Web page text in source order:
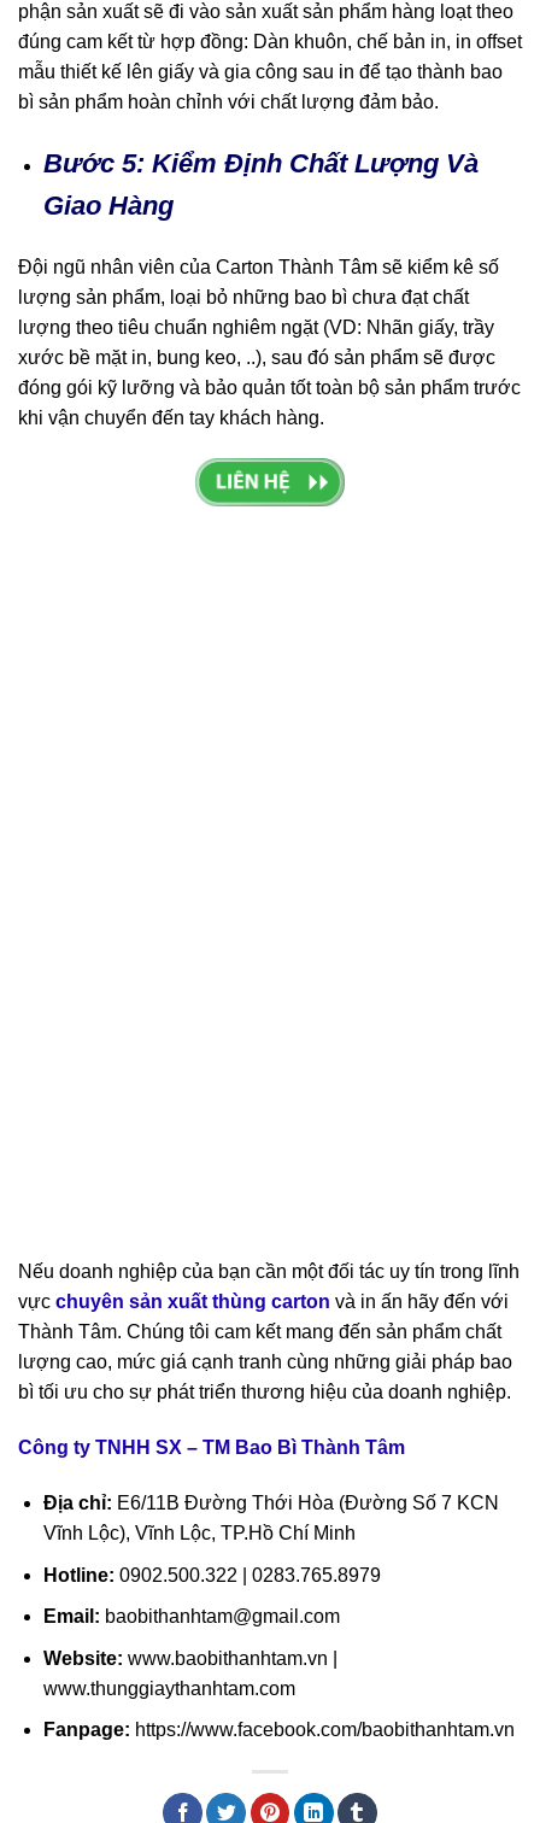
phận sản xuất sẽ đi vào sản xuất sản phẩm hàng loạt theo
đúng cam kết từ hợp đồng: Dàn khuôn, chế bản in, in offset
mẫu thiết kế lên giấy và gia công sau in để tạo thành bao
bì sản phẩm hoàn chỉnh với chất lượng đảm bảo.
Bước 5: Kiểm Định Chất Lượng Và
Giao Hàng
Đội ngũ nhân viên của Carton Thành Tâm sẽ kiểm kê số
lượng sản phẩm, loại bỏ những bao bì chưa đạt chất
lượng theo tiêu chuẩn nghiêm ngặt (VD: Nhãn giấy, trầy
xước bề mặt in, bung keo, ..), sau đó sản phẩm sẽ được
đóng gói kỹ lưỡng và bảo quản tốt toàn bộ sản phẩm trước
khi vận chuyển đến tay khách hàng.
Nếu doanh nghiệp của bạn cần một đối tác uy tín trong lĩnh
vực chuyên sản xuất thùng carton và in ấn hãy đến với
Thành Tâm. Chúng tôi cam kết mang đến sản phẩm chất
lượng cao, mức giá cạnh tranh cùng những giải pháp bao
bì tối ưu cho sự phát triển thương hiệu của doanh nghiệp.
Công ty TNHH SX – TM Bao Bì Thành Tâm
Địa chỉ: E6/11B Đường Thới Hòa (Đường Số 7 KCN
Vĩnh Lộc), Vĩnh Lộc, TP.Hồ Chí Minh
Hotline: 0902.500.322 | 0283.765.8979
Email: baobithanhtam@gmail.com
Website: www.baobithanhtam.vn |
www.thunggiaythanhtam.com
Fanpage: https://www.facebook.com/baobithanhtam.vn